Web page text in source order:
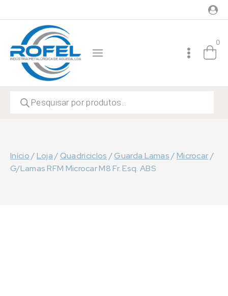
to
content
0
search
Início/Loja /Quadriciclos /Guarda Lamas /Microcar/
G/Lamas RFM Microcar M8 Fr. Esq. ABS